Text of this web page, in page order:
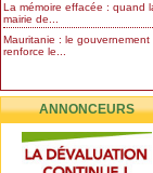
La mémoire effacée : quand
mairie de...
Mauritanie : le gouvernement
renforce le...
ANNONCEURS